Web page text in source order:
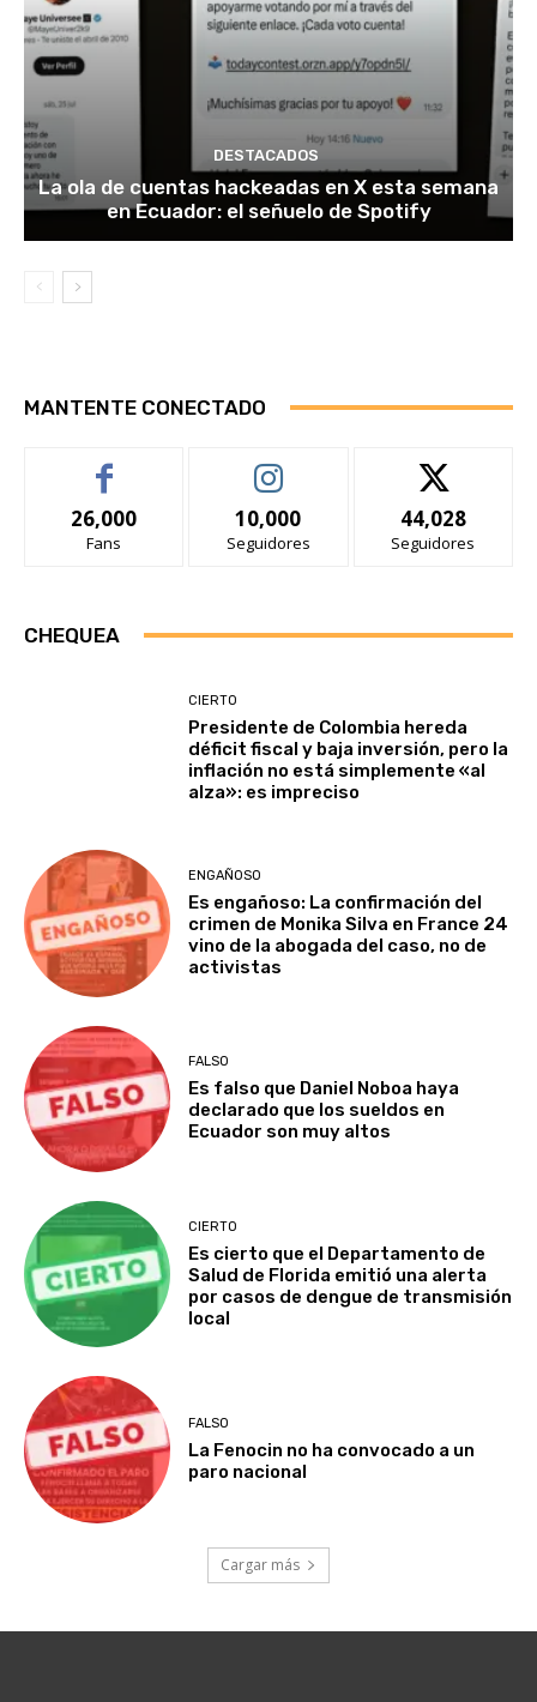
DESTACADOS
La ola de cuentas hackeadas en X esta semana
en Ecuador: el señuelo de Spotify
MANTENTE CONECTADO
26,000
Fans
10,000
Seguidores
44,028
Seguidores
CHEQUEA
CIERTO
Presidente de Colombia hereda
déficit fiscal y baja inversión, pero la
inflación no está simplemente «al
alza»: es impreciso
ENGAÑOSO
Es engañoso: La confirmación del
crimen de Monika Silva en France 24
vino de la abogada del caso, no de
activistas
FALSO
Es falso que Daniel Noboa haya
declarado que los sueldos en
Ecuador son muy altos
CIERTO
Es cierto que el Departamento de
Salud de Florida emitió una alerta
por casos de dengue de transmisión
local
FALSO
La Fenocin no ha convocado a un
paro nacional
Cargar más